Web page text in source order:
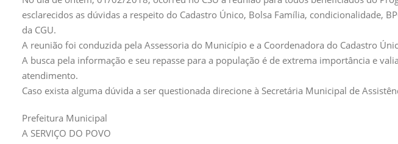
esclarecidos as dúvidas a respeito do Cadastro Único, Bolsa Família, condicionalidade,
da CGU.
A reunião foi conduzida pela Assessoria do Município e a Coordenadora do Cadastro
A busca pela informação e seu repasse para a população é de extrema importância e
atendimento.
Caso exista alguma dúvida a ser questionada direcione à Secretária Municipal de
Prefeitura Municipal
A SERVIÇO DO POVO